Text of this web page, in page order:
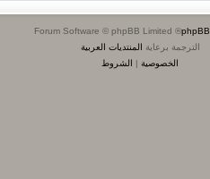
phpBB
® Forum Software © phpBB Limited
الترجمة برعاية المنتديات العربية
الخصوصية | الشروط